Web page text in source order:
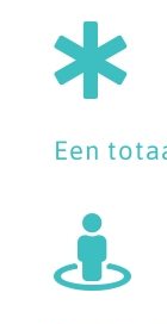

Een
